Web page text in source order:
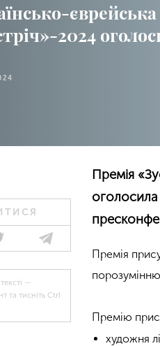
2024
—
та тисніть Ctrl
Премія
Премія
Премію
художня